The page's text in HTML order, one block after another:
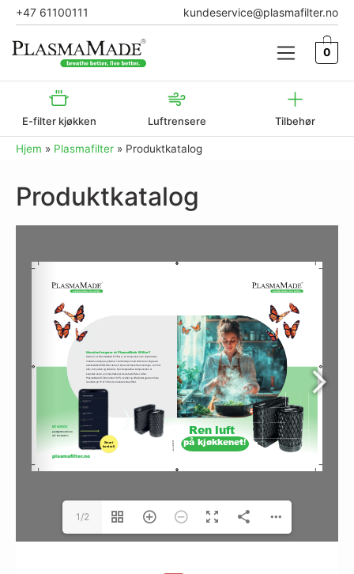
+47 61100111 kundeservice@plasmafilter.no
0
E-filter kjøkken Luftrensere Tilbehør
Hjem » Plasmafilter » Produktkatalog
Produktkatalog
1/2